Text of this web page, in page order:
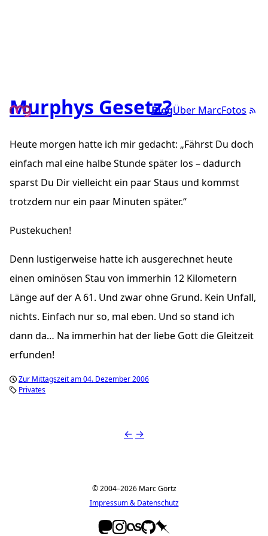
BlogÜber MarcFotos
Murphys Gesetz?
Heute morgen hatte ich mir gedacht: Fährst Du doch
einfach mal eine halbe Stunde später los – dadurch
sparst Du Dir vielleicht ein paar Staus und kommst
trotzdem nur ein paar Minuten später.
Pustekuchen!
Denn lustigerweise hatte ich ausgerechnet heute
einen ominösen Stau von immerhin 12 Kilometern
Länge auf der A 61. Und zwar ohne Grund. Kein Unfall,
nichts. Einfach nur so, mal eben. Und so stand ich
dann da… Na immerhin hat der liebe Gott die Gleitzeit
erfunden!
Zur Mittagszeit am 04. Dezember 2006
Privates
← →
© 2004–2026 Marc Görtz
Impressum & Datenschutz